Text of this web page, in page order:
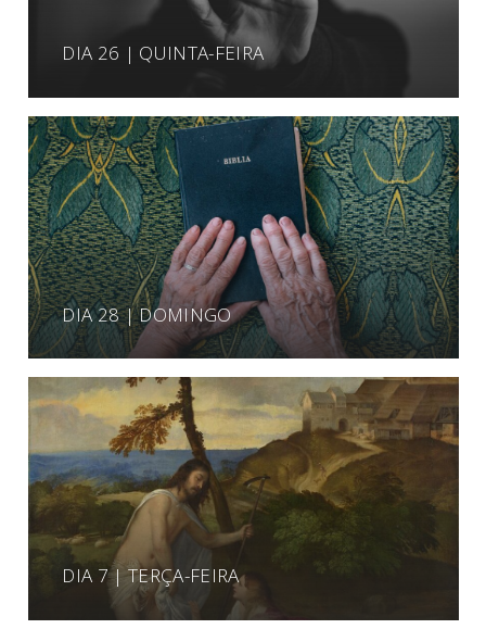
DIA 26 | QUINTA-FEIRA
DIA 28 | DOMINGO
DIA 7 | TERÇA-FEIRA